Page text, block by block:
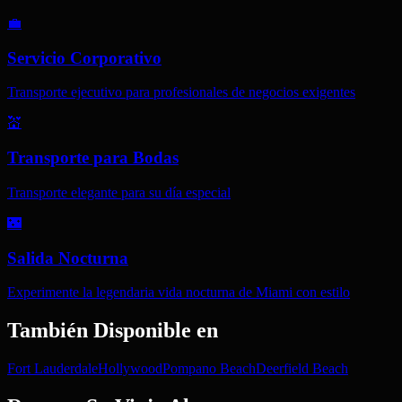
💼
Servicio Corporativo
Transporte ejecutivo para profesionales de negocios exigentes
💒
Transporte para Bodas
Transporte elegante para su día especial
🌃
Salida Nocturna
Experimente la legendaria vida nocturna de Miami con estilo
También Disponible en
Fort LauderdaleHollywoodPompano BeachDeerfield Beach